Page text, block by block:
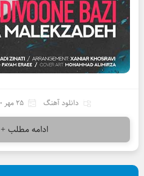
دانلود آهنگ 25 مهر 1400
ادامه مطلب